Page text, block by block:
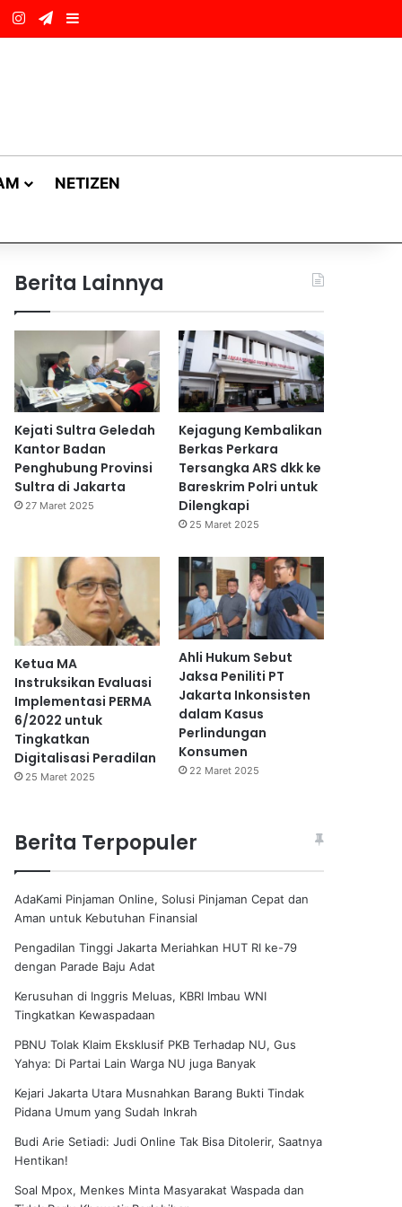
Instagram
Telegram
Sidebar
NETIZEN
Berita Lainnya
Kejati Sultra Geledah
Kantor Badan
Penghubung Provinsi
Sultra di Jakarta
27 Maret 2025
Kejagung Kembalikan
Berkas Perkara
Tersangka ARS dkk ke
Bareskrim Polri untuk
Dilengkapi
25 Maret 2025
Ketua MA
Instruksikan Evaluasi
Implementasi PERMA
6/2022 untuk
Tingkatkan
Digitalisasi Peradilan
25 Maret 2025
Ahli Hukum Sebut
Jaksa Peniliti PT
Jakarta Inkonsisten
dalam Kasus
Perlindungan
Konsumen
22 Maret 2025
Berita Terpopuler
AdaKami Pinjaman Online, Solusi Pinjaman Cepat dan
Aman untuk Kebutuhan Finansial
Pengadilan Tinggi Jakarta Meriahkan HUT RI ke-79
dengan Parade Baju Adat
Kerusuhan di Inggris Meluas, KBRI Imbau WNI
Tingkatkan Kewaspadaan
PBNU Tolak Klaim Eksklusif PKB Terhadap NU, Gus
Yahya: Di Partai Lain Warga NU juga Banyak
Kejari Jakarta Utara Musnahkan Barang Bukti Tindak
Pidana Umum yang Sudah Inkrah
Budi Arie Setiadi: Judi Online Tak Bisa Ditolerir, Saatnya
Hentikan!
Soal Mpox, Menkes Minta Masyarakat Waspada dan